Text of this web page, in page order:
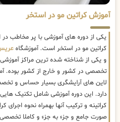
آموزش کراتین مو در استخر
یکی از دوره های آموزشی با پر مخاطب
کراتین مو در استخر است. آموزشگاه
و یکی از شناخته شده ترین مراکز
تخصصی در کشور و خارج از کشور بوده.
لاین های آرایشگری بسیار حساس و
دارد. این دوره آموزشی شامل تکنیک
کراتینه و ترکیب آنها بهمراه نحوه اجرای
صورت جامع و جزء به جزء و کاملا تخصصی